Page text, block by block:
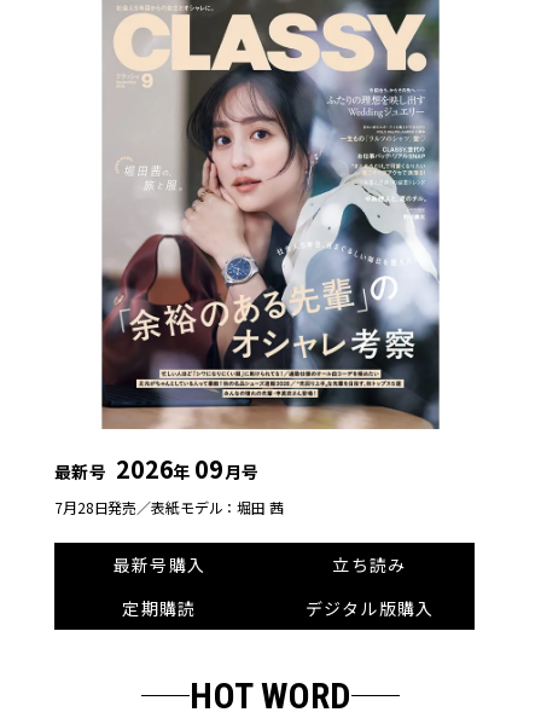
最新号 2026年 09月号
7月28日発売／表紙モデル：堀田 茜
最新号購入
立ち読み
定期購読
デジタル版購入
HOT WORD